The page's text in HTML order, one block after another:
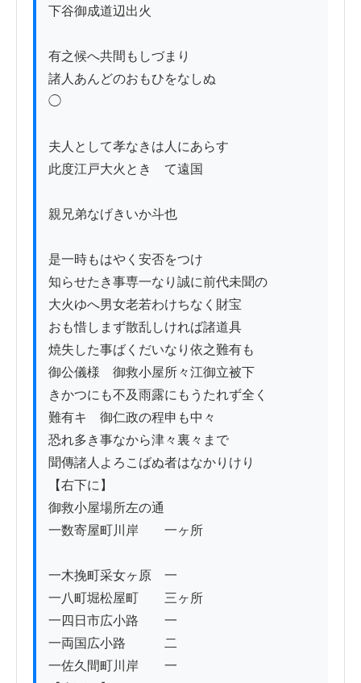
下谷御成道辺出火
有之候へ共間もしづまり
諸人あんどのおもひをなしぬ
◯
夫人として孝なきは人にあらす
此度江戸大火ときゝて遠国
親兄弟なげきいか斗也
是一時もはやく安否をつけ
知らせたき事専一なり誠に前代未聞の
大火ゆへ男女老若わけちなく財宝
おも惜しまず散乱しければ諸道具
焼失した事ばくだいなり依之難有も
御公儀様ゟ御救小屋所々江御立被下
きかつにも不及雨露にもうたれず全く
難有キ　御仁政の程申も中々
恐れ多き事なから津々裏々まで
聞傳諸人よろこばぬ者はなかりけり
【右下に】
御救小屋場所左の通
一数寄屋町川岸　　一ヶ所
一木挽町采女ヶ原　一
一八町堀松屋町　　三ヶ所
一四日市広小路　　一
一両国広小路　　　二
一佐久間町川岸　　一